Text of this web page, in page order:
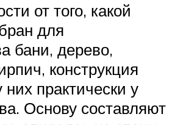
от того, какой
для
бани, дерево,
конструкция
практически у
Основу составляют